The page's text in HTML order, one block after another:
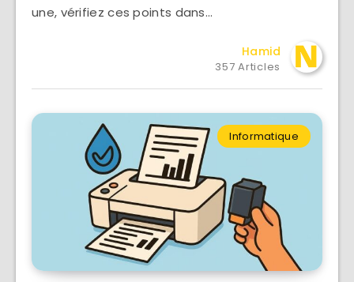
une, vérifiez ces points dans…
Hamid
357 Articles
Informatique